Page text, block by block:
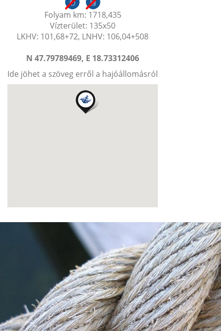
Folyam km: 1718,435
Vízterület: 135x50
LKHV: 101,68+72, LNHV: 106,04+508
N 47.79789469, E 18.73312406
Ide jöhet a szöveg erről a hajóállomásról